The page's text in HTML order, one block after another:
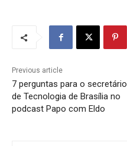
Previous article
7 perguntas para o secretário
de Tecnologia de Brasília no
podcast Papo com Eldo